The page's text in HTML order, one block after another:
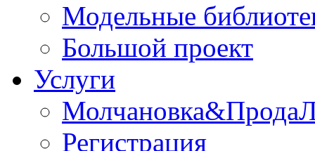
Модельные
Большой проект
Услуги
Регистрация